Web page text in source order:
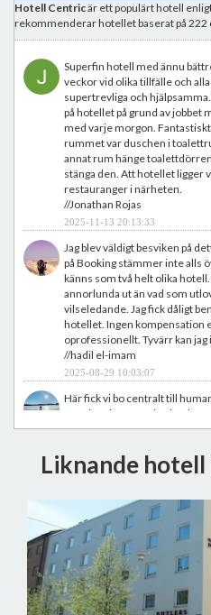
Hotell Centricär ett populärt hotell
rekommenderar hotellet baserat på 222
Superfin hotell med ännu
veckor vid olika tillfälle och
supertrevliga och
på hotellet på grund av jobbet
med varje morgon.
rummet var duschen i
annat rum hänge
stänga den. Att hotellet ligger
restauranger i närheten.
//Jonathan Rojas
2025-11-13 20:13:33
Jag blev väldigt besviken på
på Booking stämmer inte alls
känns som två helt olika
annorlunda ut än vad som
vilseledande. Jag fick dåligt
hotellet. Ingen kompensation
oprofessionellt. Tyvärr kan
//hadil el-imam
2025-08-29 10:03:07
Här fick vi bo centralt till
men inte hög standard.
man det Men bra service av
bett om veganska alternativ till
än många mycket dyrare
2025-07-26 11:18:56
Mycket trevligt hotell! Framför
känner sig välkommen!
fin frukostmatsal med bra
//Ahmed Ben Gharsa
2025-07-09 13:17:07
Liknande